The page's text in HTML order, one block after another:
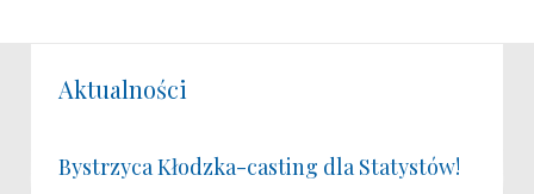
Aktualności
Bystrzyca Kłodzka-casting dla Statystów!